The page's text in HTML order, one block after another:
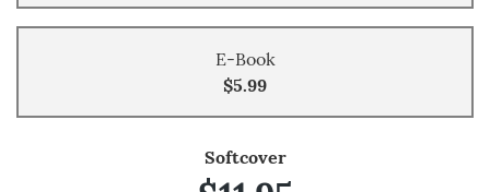
E-Book
$5.99
Softcover